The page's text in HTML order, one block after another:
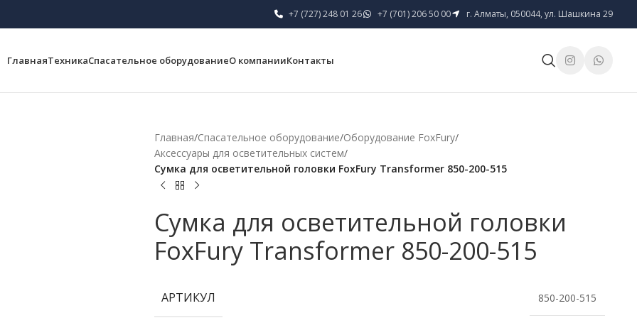
+7 (727) 248 01 26 +7 (701) 206 50 00 г. Алматы, 050044, ул. Шашкина 29
ГлавнаяТехникаСпасательное оборудованиеО компанииКонтакты
Главная/Спасательное оборудование/Оборудование FoxFury/
Аксессуары для осветительных систем/
Сумка для осветительной головки FoxFury Transformer 850-200-515
Сумка для осветительной головки
FoxFury Transformer 850-200-515
АРТИКУЛ 850-200-515